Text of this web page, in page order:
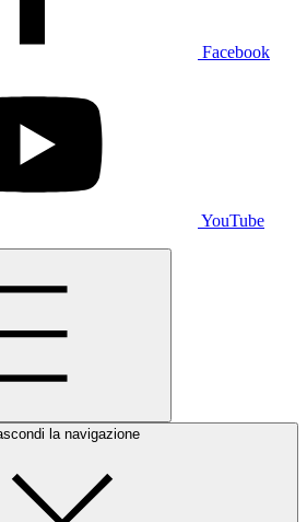
Facebook
YouTube
la navigazione